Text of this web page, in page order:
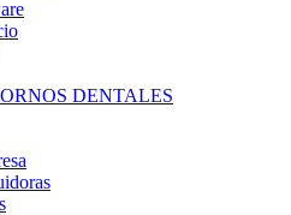
DENTALES